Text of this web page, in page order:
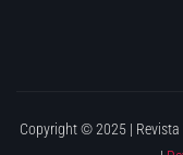
Copyright © 2025 |